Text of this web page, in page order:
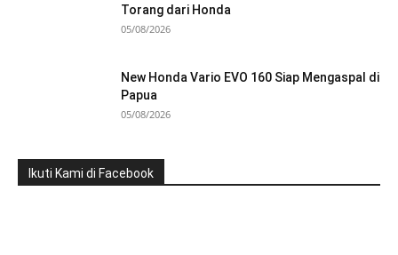
Torang dari Honda
05/08/2026
New Honda Vario EVO 160 Siap Mengaspal di
Papua
05/08/2026
Ikuti Kami di Facebook